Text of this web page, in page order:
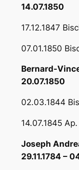
14.07.1850
17.12.1847
07.01.1850
Bernard-
20.07.1850
02.03.1844
14.07.1845
Joseph
29.11.1784 –